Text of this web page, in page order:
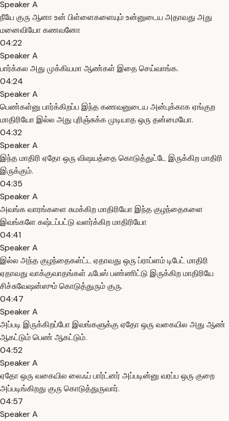
Speaker A
நீயே குரு ஆனா உன் பிள்ளைகளையும் உன்னுடைய அதாவது அது
மனைவியோ கணவனோ
04:22
Speaker A
பார்க்கல அது முக்கியமா ஆண்கள் இதை செய்வாங்க.
04:24
Speaker A
பெண்கள்னு பார்க்கிறப்ப இந்த கணவனுடைய அன்புக்காக ஏங்குற
மாதிரியோ இல்ல அது புரிஞ்சுக்க முடியாத ஒரு தன்மையோ.
04:32
Speaker A
இந்த மாதிரி ஏதோ ஒரு விஷயத்தை கொடுத்துட்டே இருக்கிற மாதிரி
இருக்கும்.
04:35
Speaker A
அவங்க வாரங்களை சுமக்கிற மாதிரியோ இந்த குழந்தைகளை
இவங்களே கஷ்டப்பட்டு வளர்க்கிற மாதிரியோ
04:41
Speaker A
இல்ல அந்த குழந்தைகள்ட்ட ஏதாவது ஒரு ப்ராப்ளம் டிபேட் மாதிரி
ஏதாவது வாக்குவாதங்கள் ஃபேஸ் பண்ணிட்டு இருக்கிற மாதிரியே
சிச்சுவேஷன்ஸும் கொடுத்துரும் குரு.
04:47
Speaker A
அப்படி இருக்கிறப்போ இவங்களுக்கு ஏதோ ஒரு வகையில அது ஆண்
ஆகட்டும் பெண் ஆகட்டும்.
04:52
Speaker A
ஏதோ ஒரு வகையில லைஃப் பார்ட்னர் அப்படின்னு வரப்ப ஒரு குறை
அப்படிங்கிறது குரு கொடுத்துருவார்.
04:57
Speaker A